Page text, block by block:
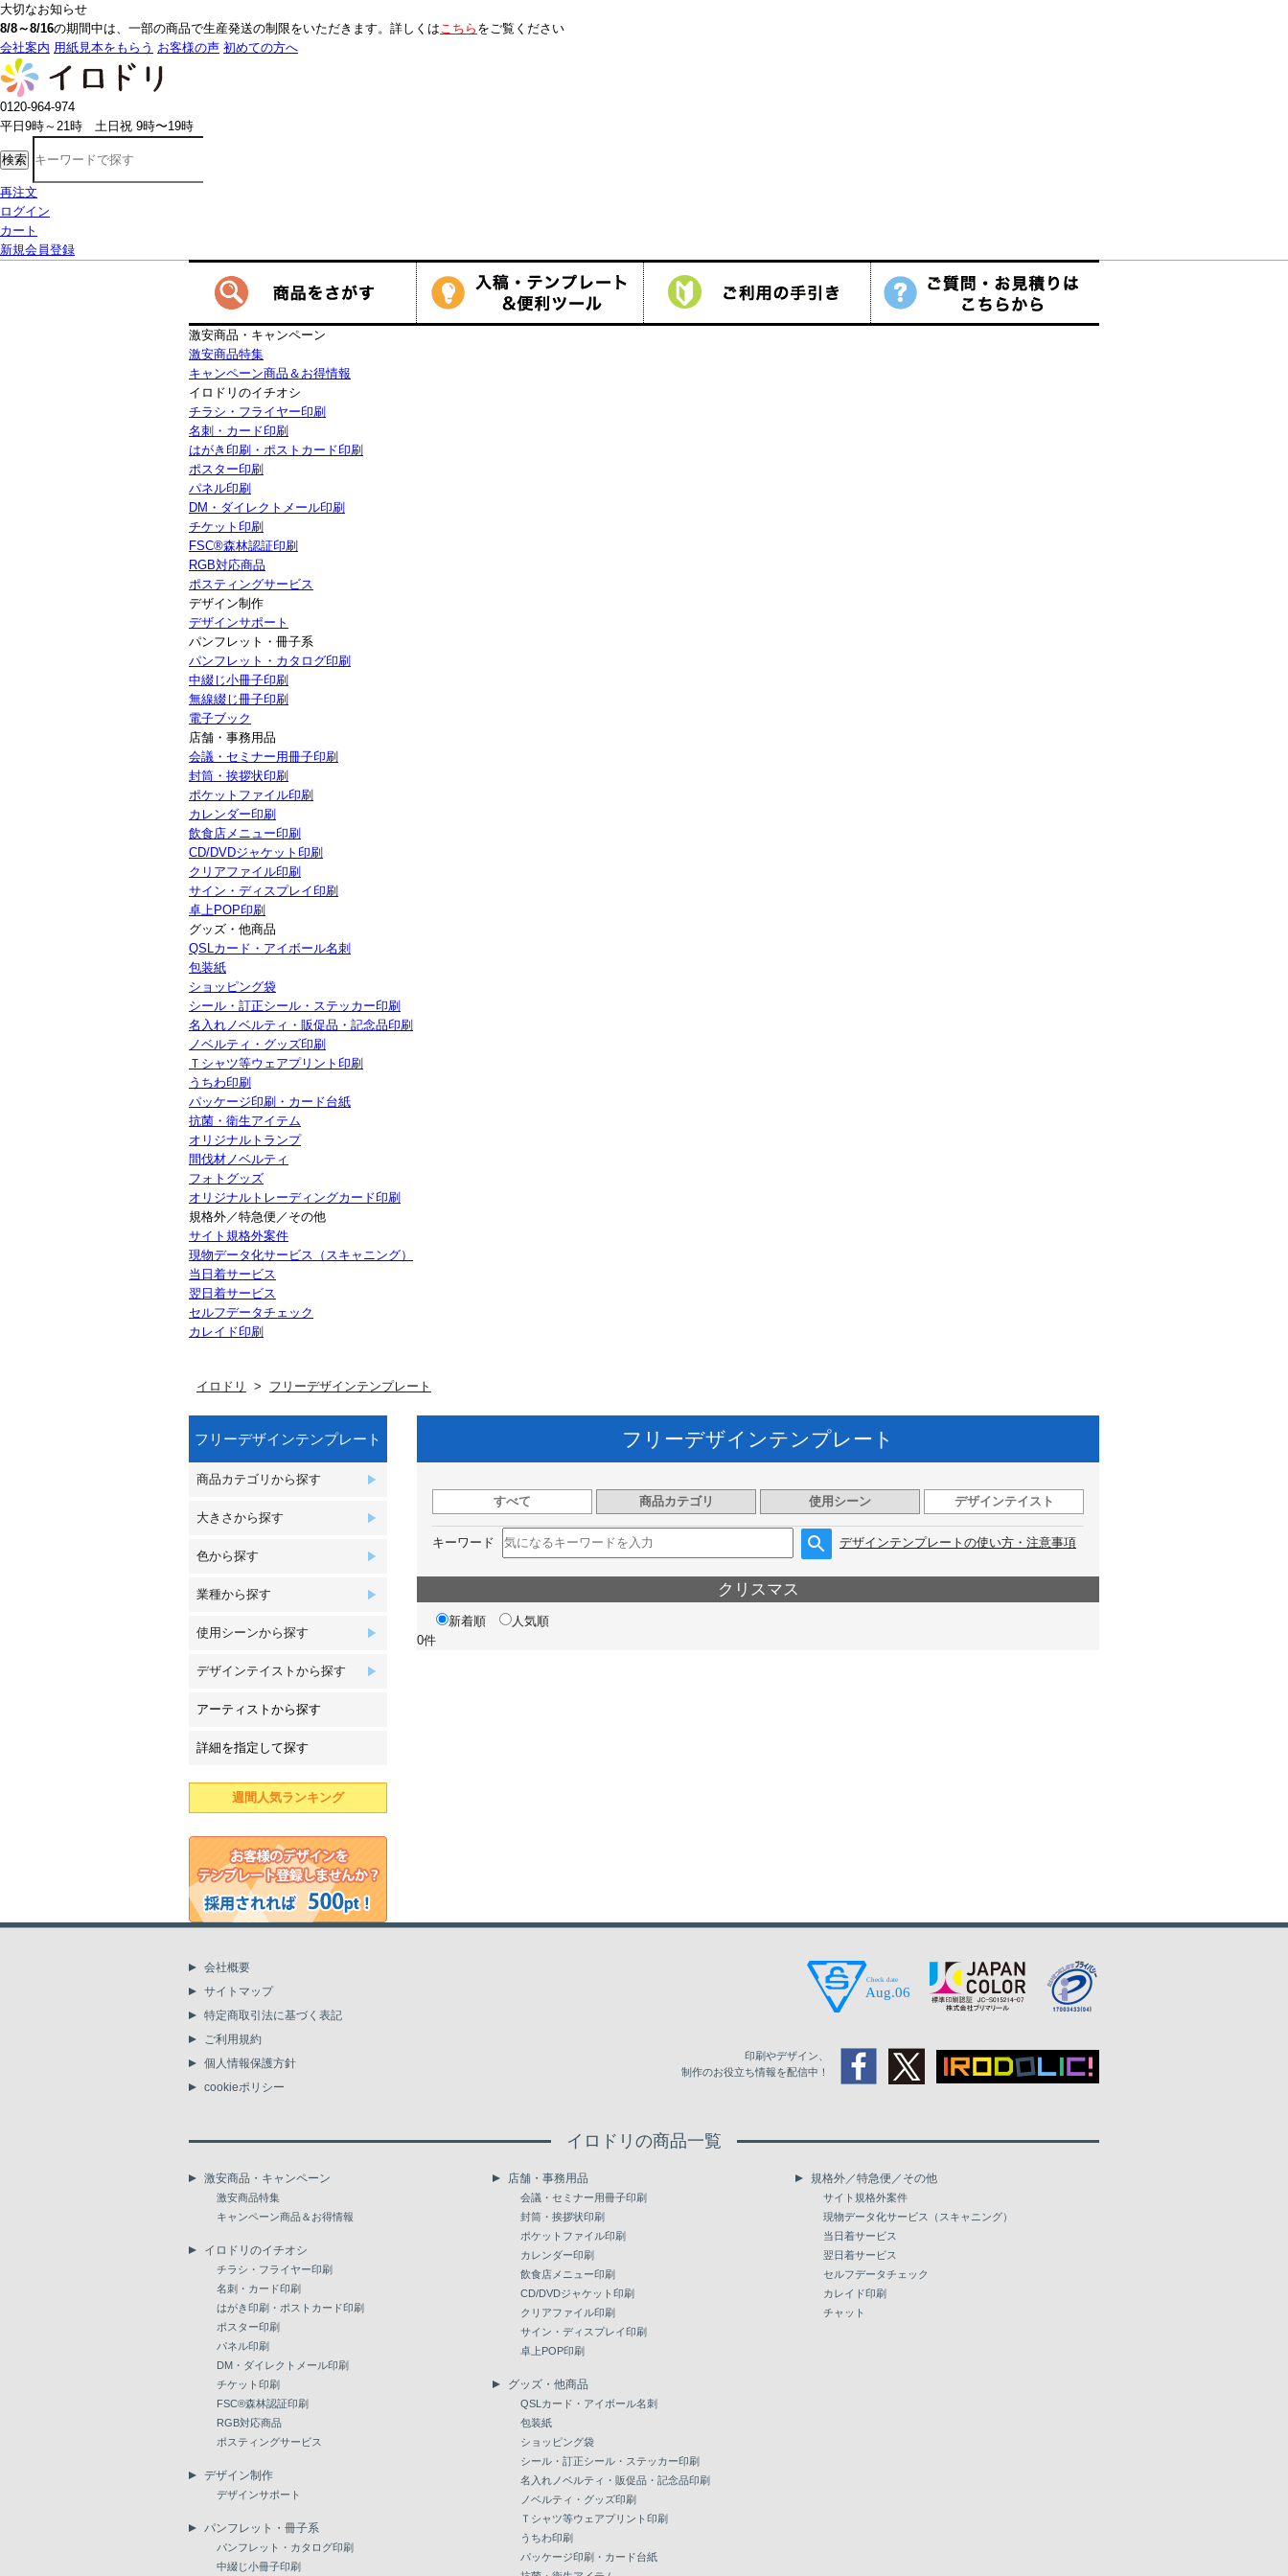
大切なお知らせ
8/8～8/16の期間中は、一部の商品で生産発送の制限をいただきます。詳しくはこちら をご覧ください
会社案内 用紙見本をもらう お客様の声 初めての方へ
0120-964-974
平日9時～21時 土日祝 9時〜19時
検索
再注文
ログイン
カート
新規会員登録
激安商品・キャンペーン
激安商品特集
キャンペーン商品＆お得情報
イロドリのイチオシ
チラシ・フライヤー印刷
名刺・カード印刷
はがき印刷・ポストカード印刷
ポスター印刷
パネル印刷
DM・ダイレクトメール印刷
チケット印刷
FSC®森林認証印刷
RGB対応商品
ポスティングサービス
デザイン制作
デザインサポート
パンフレット・冊子系
パンフレット・カタログ印刷
中綴じ小冊子印刷
無線綴じ冊子印刷
電子ブック
店舗・事務用品
会議・セミナー用冊子印刷
封筒・挨拶状印刷
ポケットファイル印刷
カレンダー印刷
飲食店メニュー印刷
CD/DVDジャケット印刷
クリアファイル印刷
サイン・ディスプレイ印刷
卓上POP印刷
グッズ・他商品
QSLカード・アイボール名刺
包装紙
ショッピング袋
シール・訂正シール・ステッカー印刷
名入れノベルティ・販促品・記念品印刷
ノベルティ・グッズ印刷
Ｔシャツ等ウェアプリント印刷
うちわ印刷
パッケージ印刷・カード台紙
抗菌・衛生アイテム
オリジナルトランプ
間伐材ノベルティ
フォトグッズ
オリジナルトレーディングカード印刷
規格外／特急便／その他
サイト規格外案件
現物データ化サービス（スキャニング）
当日着サービス
翌日着サービス
セルフデータチェック
カレイド印刷
イロドリ フリーデザインテンプレート
フリーデザインテンプレート
商品カテゴリから探す
大きさから探す
色から探す
業種から探す
使用シーンから探す
デザインテイストから探す
アーティストから探す
詳細を指定して探す
週間人気ランキング
フリーデザインテンプレート
すべて 商品カテゴリ 使用シーン デザインテイスト
キーワード デザインテンプレートの使い方・注意事項
クリスマス
新着順
人気順
0件
会社概要
サイトマップ
特定商取引法に基づく表記
ご利用規約
個人情報保護方針
cookieポリシー
印刷やデザイン、
制作のお役立ち情報を配信中！
イロドリの商品一覧
激安商品・キャンペーン
激安商品特集
キャンペーン商品＆お得情報
イロドリのイチオシ
チラシ・フライヤー印刷
名刺・カード印刷
はがき印刷・ポストカード印刷
ポスター印刷
パネル印刷
DM・ダイレクトメール印刷
チケット印刷
FSC®森林認証印刷
RGB対応商品
ポスティングサービス
デザイン制作
デザインサポート
パンフレット・冊子系
パンフレット・カタログ印刷
中綴じ小冊子印刷
店舗・事務用品
会議・セミナー用冊子印刷
封筒・挨拶状印刷
ポケットファイル印刷
カレンダー印刷
飲食店メニュー印刷
CD/DVDジャケット印刷
クリアファイル印刷
サイン・ディスプレイ印刷
卓上POP印刷
グッズ・他商品
QSLカード・アイボール名刺
包装紙
ショッピング袋
シール・訂正シール・ステッカー印刷
名入れノベルティ・販促品・記念品印刷
ノベルティ・グッズ印刷
Ｔシャツ等ウェアプリント印刷
うちわ印刷
パッケージ印刷・カード台紙
規格外／特急便／その他
サイト規格外案件
現物データ化サービス（スキャニング）
当日着サービス
翌日着サービス
セルフデータチェック
カレイド印刷
チャット